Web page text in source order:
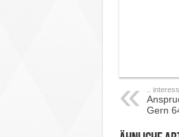
..
Gern